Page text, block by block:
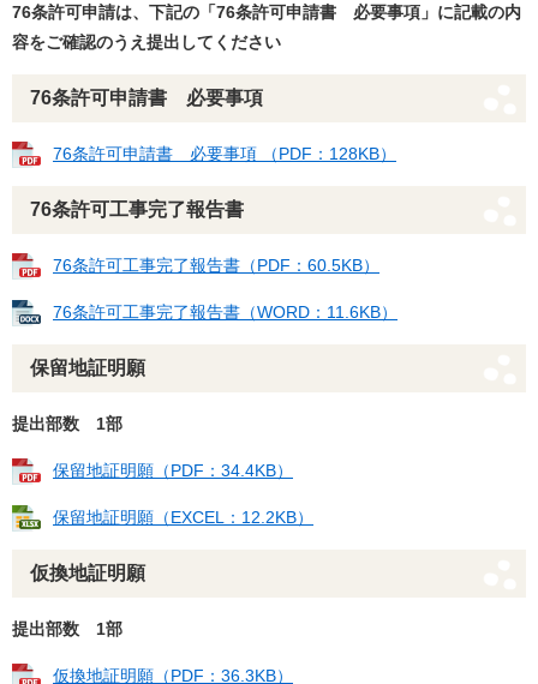
76条許可申請は、下記の「76条許可申請書 必要事項」に記載の内
容をご確認のうえ提出してください
76条許可申請書 必要事項
76条許可申請書 必要事項 （PDF：128KB）
76条許可工事完了報告書
76条許可工事完了報告書（PDF：60.5KB）
76条許可工事完了報告書（WORD：11.6KB）
保留地証明願
提出部数 1部
保留地証明願（PDF：34.4KB）
保留地証明願（EXCEL：12.2KB）
仮換地証明願
提出部数 1部
仮換地証明願（PDF：36.3KB）